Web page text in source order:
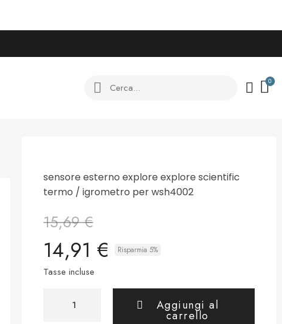
sensore esterno explore explore scientific
termo / igrometro per wsh4002
15,69 €
14,91 € Risparmia 5%
Tasse incluse
Aggiungi al
carrello